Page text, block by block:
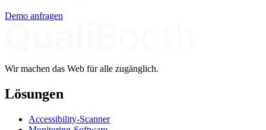
Demo anfragen
Wir machen das Web für alle zugänglich.
Lösungen
Accessibility-Scanner